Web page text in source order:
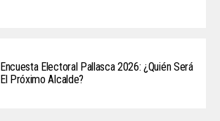
Encuesta Electoral Pallasca 2026: ¿Quién Será
El Próximo Alcalde?